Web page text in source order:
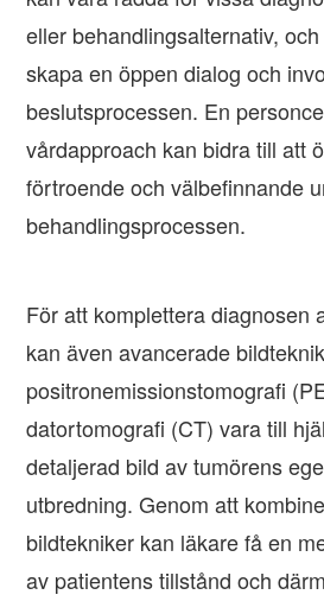
eller behandlingsalternativ,
skapa en öppen dialog och
beslutsprocessen. En
vårdapproach kan bidra till att
förtroende och välbefinnande
behandlingsprocessen.
För att komplettera diagnosen
kan även avancerade
positronemissionstomografi
datortomografi (CT) vara till
detaljerad bild av tumörens
utbredning. Genom att
bildtekniker kan läkare få en
av patientens tillstånd och